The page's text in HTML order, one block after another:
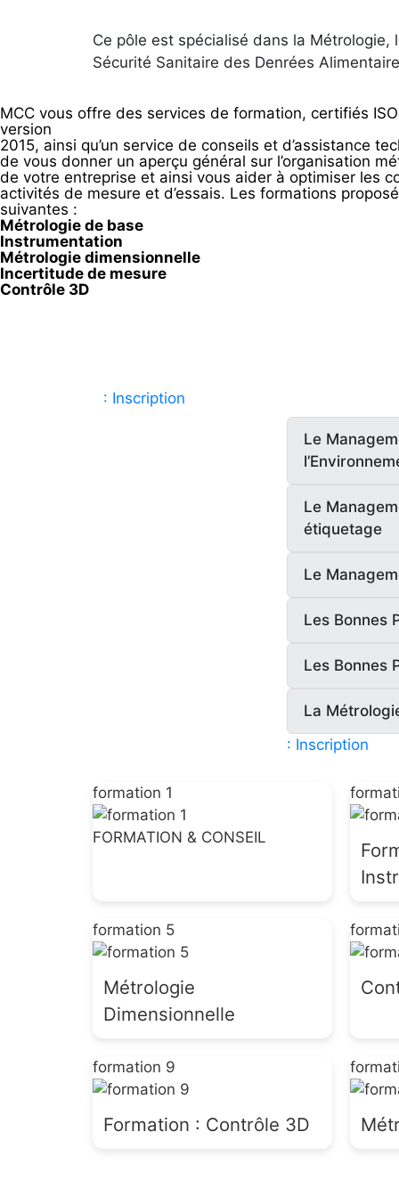
Ce pôle est spécialisé dans la Métrologie,
Sécurité Sanitaire des Denrées
MCC vous offre des services de formation, certifiés
version
2015, ainsi qu’un service de conseils et d’assistance
de vous donner un aperçu général sur l’organisation
de votre entreprise et ainsi vous aider à optimiser les
activités de mesure et d’essais. Les formations
suivantes :
Métrologie de base
Instrumentation
Métrologie dimensionnelle
Incertitude de mesure
Contrôle 3D
: Inscription
Le
Le
étiquetage
Le
Les Bonnes
Les Bonnes
La
: Inscription
formation 1
FORMATION & CONSEIL
formation 5
Métrologie
Dimensionnelle
formation 9
Formation : Contrôle 3D